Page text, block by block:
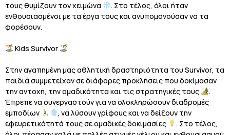
τους θυμίζουν τον χειμώνα
. Στο τέλος, όλοι ήταν
ενθουσιασμένοι με τα έργα τους και ανυπομονούσαν να τα
φορέσουν.
Kids Survivor
Στην αγαπημένη μας αθλητική δραστηριότητα του Survivor, τα
παιδιά συμμετείχαν σε διάφορες προκλήσεις που δοκίμασαν
την αντοχή, την ομαδικότητα και τις στρατηγικές τους
.
Έπρεπε να συνεργαστούν για να ολοκληρώσουν διαδρομές
εμποδίων
, να λύσουν γρίφους και να δείξουν την
εφευρετικότητά τους σε ομαδικές δοκιμασίες
. Στο τέλος,